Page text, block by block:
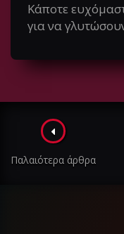
Κάποτε
για να
Πλοήγηση
στα
Παλαιότερα άρθρα